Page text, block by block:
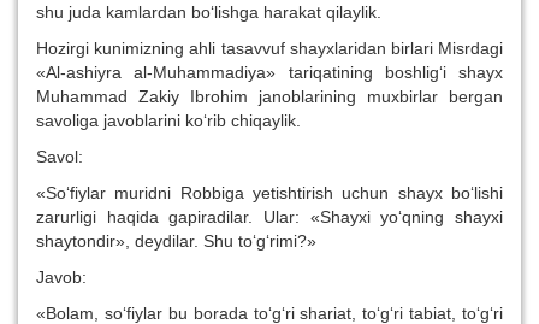
shu juda kamlardan bo‘lishga harakat qilaylik.
Hozirgi kunimizning ahli tasavvuf shayxlaridan birlari Misrdagi
«Al-ashiyra al-Muhammadiya» tariqatining boshlig‘i shayx
Muhammad Zakiy Ibrohim janoblarining muxbirlar bergan
savoliga javoblarini ko‘rib chiqaylik.
Savol:
«So‘fiylar muridni Robbiga yetishtirish uchun shayx bo‘lishi
zarurligi haqida gapiradilar. Ular: «Shayxi yo‘qning shayxi
shaytondir», deydilar. Shu to‘g‘rimi?»
Javob:
«Bolam, so‘fiylar bu borada to‘g‘ri shariat, to‘g‘ri tabiat, to‘g‘ri